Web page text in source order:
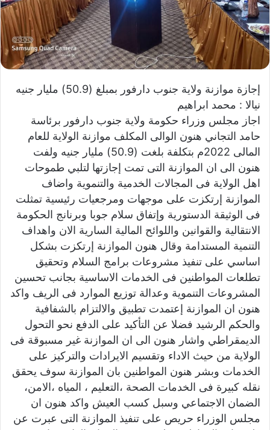
ت
ر
و
ن
إجازة موازنة ولاية جنوب دارفور بمبلغ (50.9) مليار جنيه
نيالا : محمد ابراهيم
اجاز مجلس وزراء حكومة ولاية جنوب دارفور برئاسة
حامد التجاني هنون الوالى المكلف موازنة الولاية للعام
المالى 2022م بتكلفة بلغت (50.9) مليار جنيه ولفت
هنون الى ان الموازنة التى تمت إجازتها لتلبي طموحات
اهل الولاية فى المجالات الخدمية والتنموية واضاف
الموازنة إرتكزت على موجهات ومرجعيات رئيسية تمثلت
فى الوثيقة الدستورية وإتفاق سلام جوبا وبرنانج الحكومة
الانتقالية والقوانين واللوائح المالية السارية الان واهداف
التنمية المستدامة وقال هنون الموازنة إرتكزت بشكل
اساسي على تنفيذ مشروعات برامج السلام وتحقيق
تطلعات المواطنين فى الخدمات الاساسية بجانب تحسين
المشروعات التنموية وعدالة توزيع الموارد فى الريف واكد
هنون ان الموازنة إعتمدت تطبيق والالتزام بالشفافية
والحكم الرشيد فضلا عن التأكيد على الدفع نحو التحول
الديمقراطي واشار هنون الى ان الموازنة غير مسبوقة فى
الولاية من حيث الاداء وتقسيم الايرادات والتركيز على
الخدمات وبشر هنون المواطنين بان الموازنة سوف يحقق
نقله كبيرة فى الخدمات الصحة ،التعليم ، المياه ،الامن،
الضمان الاجتماعي وسبل كسب العيش واكد هنون ان
مجلس الوزراء حريص على تنفيذ الموازنة التى عبرت عن